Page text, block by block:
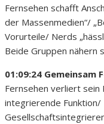
Fernsehen schafft
der Massenmedien“/
Vorurteile/ Nerds
Beide Gruppen nähern
01:09:24 Gemeinsam
Fernsehen verliert sein
integrierende